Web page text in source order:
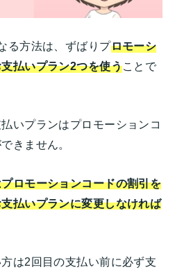
る方法は、ずばりプロモーシ
払いプラン2つを使うことで
いプランはプロモーションコ
きません。
ロモーションコードの割引を
払いプランに変更しなければ
は2回目の支払い前に必ず支